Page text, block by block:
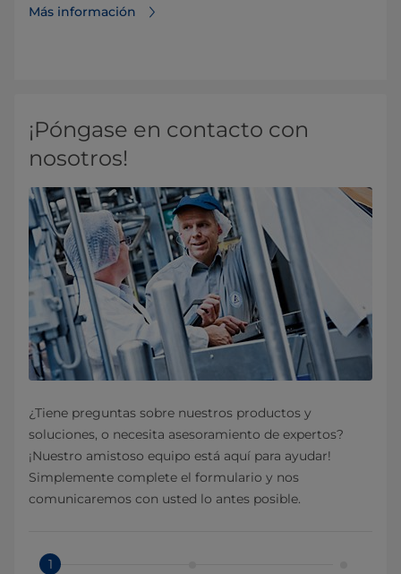
Más información
¡Póngase en contacto con
nosotros!
¿Tiene preguntas sobre nuestros productos y
soluciones, o necesita asesoramiento de expertos?
¡Nuestro amistoso equipo está aquí para ayudar!
Simplemente complete el formulario y nos
comunicaremos con usted lo antes posible.
1